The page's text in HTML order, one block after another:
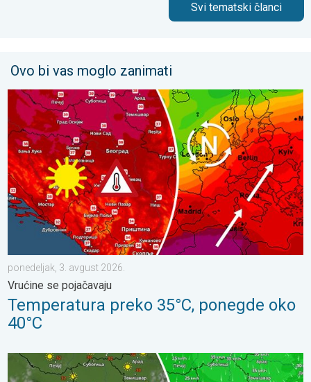
Svi tematski članci
Ovo bi vas moglo zanimati
Temperatura preko 35°C, ponegde oko 40°C. Vrućine se
ponedeljak, 3. avgust 2026.
Vrućine se pojačavaju
Temperatura preko 35°C, ponegde oko
40°C
Za koji stepen svežije, uz severni vetar. Tek poneki pljusak. . .